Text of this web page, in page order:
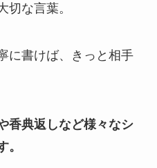
切な言葉。
に書けば、きっと相手
香典返しなど様々なシ
。